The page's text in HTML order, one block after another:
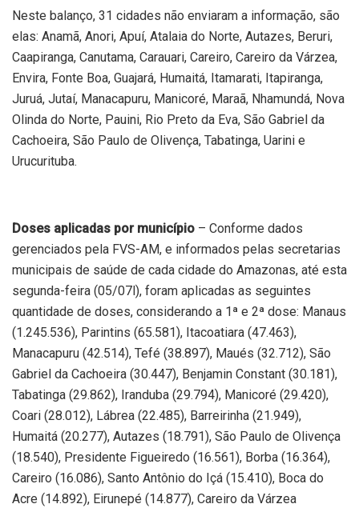
Neste balanço, 31 cidades não enviaram a informação, são
elas: Anamã, Anori, Apuí, Atalaia do Norte, Autazes, Beruri,
Caapiranga, Canutama, Carauari, Careiro, Careiro da Várzea,
Envira, Fonte Boa, Guajará, Humaitá, Itamarati, Itapiranga,
Juruá, Jutaí, Manacapuru, Manicoré, Maraã, Nhamundá, Nova
Olinda do Norte, Pauini, Rio Preto da Eva, São Gabriel da
Cachoeira, São Paulo de Olivença, Tabatinga, Uarini e
Urucurituba.
Doses aplicadas por município – Conforme dados
gerenciados pela FVS-AM, e informados pelas secretarias
municipais de saúde de cada cidade do Amazonas, até esta
segunda-feira (05/07l), foram aplicadas as seguintes
quantidade de doses, considerando a 1ª e 2ª dose: Manaus
(1.245.536), Parintins (65.581), Itacoatiara (47.463),
Manacapuru (42.514), Tefé (38.897), Maués (32.712), São
Gabriel da Cachoeira (30.447), Benjamin Constant (30.181),
Tabatinga (29.862), Iranduba (29.794), Manicoré (29.420),
Coari (28.012), Lábrea (22.485), Barreirinha (21.949),
Humaitá (20.277), Autazes (18.791), São Paulo de Olivença
(18.540), Presidente Figueiredo (16.561), Borba (16.364),
Careiro (16.086), Santo Antônio do Içá (15.410), Boca do
Acre (14.892), Eirunepé (14.877), Careiro da Várzea